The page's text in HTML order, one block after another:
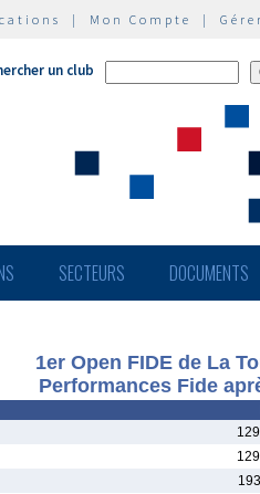
| Mon Compte |
un club
SECTEURS DOCUMENTS
1er Open FIDE de La
Performances Fide